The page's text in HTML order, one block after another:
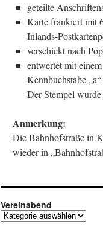
geteilte
Karte frankiert mit
Inlands-
verschickt nach
entwertet mit
Kennbuchstabe
Der Stempel
Anmerkung:
Die Bahnhofstraße in
wieder in
Vereinabend
Vereinabend